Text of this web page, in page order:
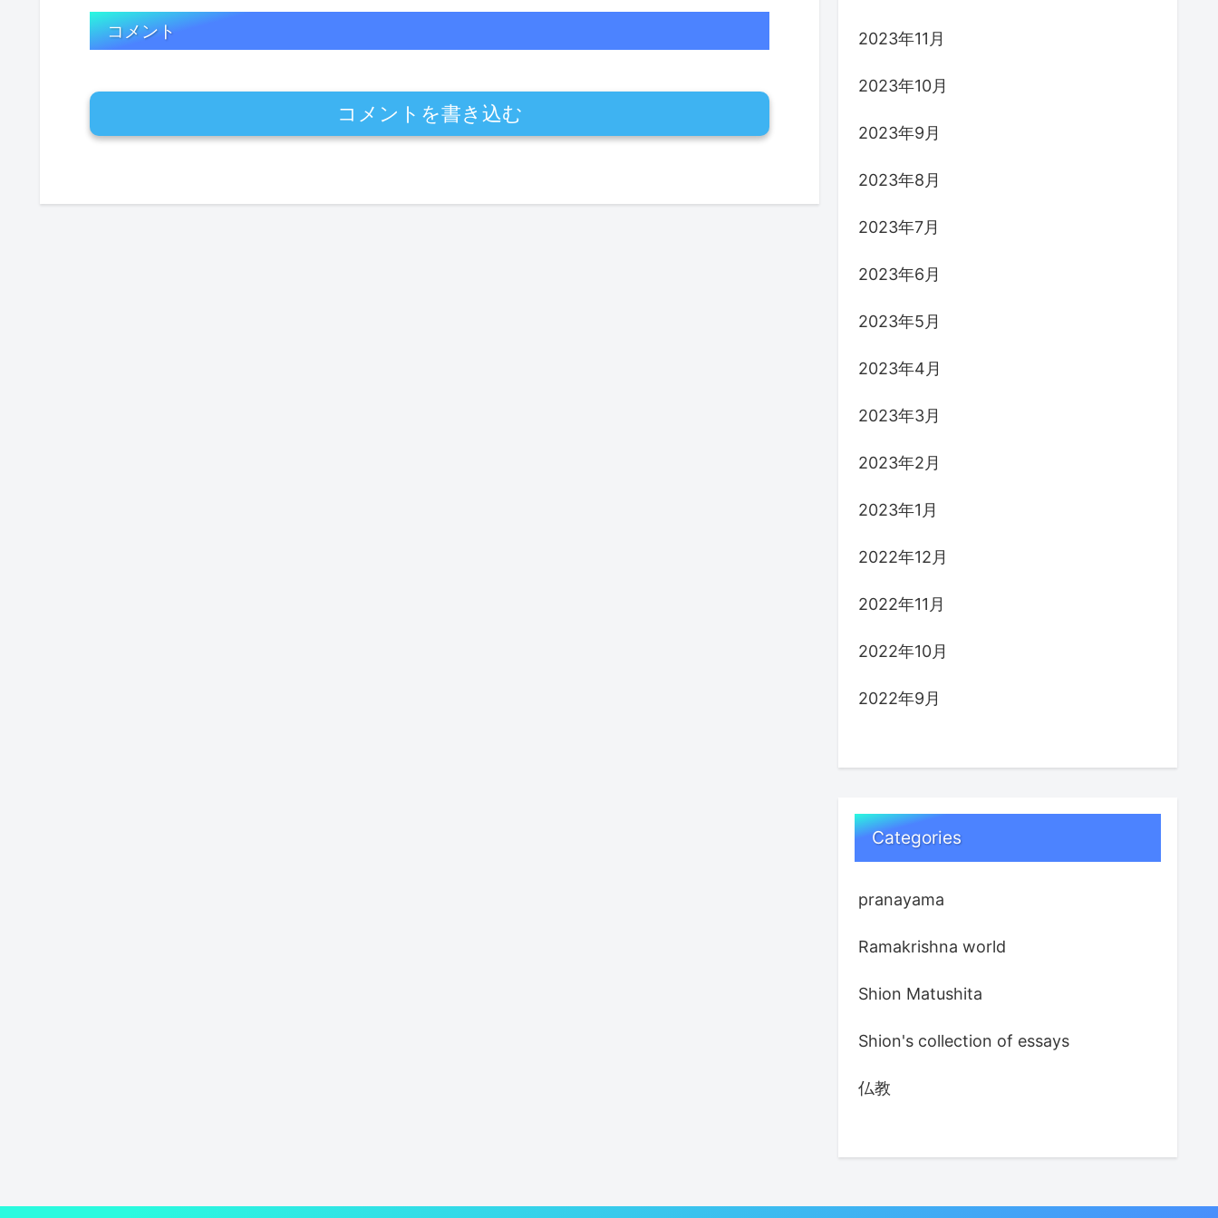
コメント
コメントを書き込む
2023年11月
2023年10月
2023年9月
2023年8月
2023年7月
2023年6月
2023年5月
2023年4月
2023年3月
2023年2月
2023年1月
2022年12月
2022年11月
2022年10月
2022年9月
Categories
pranayama
Ramakrishna world
Shion Matushita
Shion's collection of essays
仏教